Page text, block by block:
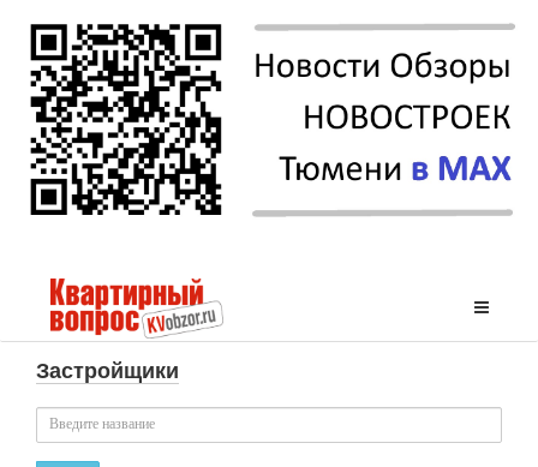
Застройщики